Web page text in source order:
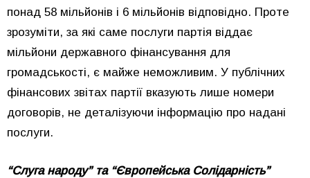
понад 58 мільйонів і 6 мільйонів відповідно. Проте
зрозуміти, за які саме послуги партія віддає
мільйони державного фінансування для
громадськості, є майже неможливим. У публічних
фінансових звітах партії вказують лише номери
договорів, не деталізуючи інформацію про надані
послуги.
“Слуга народу” та “Європейська Солідарність”